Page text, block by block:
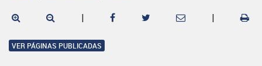
| |
VER PÁGINAS PUBLICADAS